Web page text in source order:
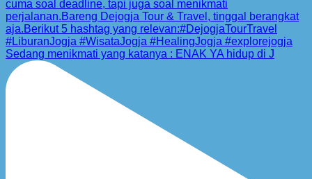
Sedang menikmati yang katanya : ENAK YA hidup di J